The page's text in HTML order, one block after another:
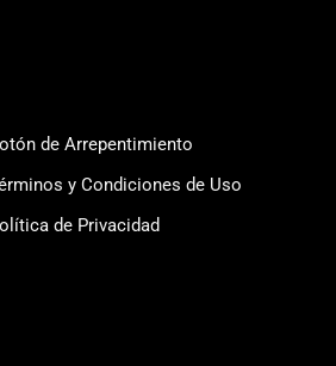
de Arrepentimiento
y Condiciones de Uso
de Privacidad